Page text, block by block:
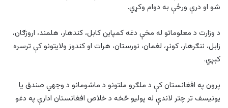
شو او درې ورځې به دوام وکړي.
د وزارت د معلوماتو له مخې دغه کمپاین کابل، کندهار، هلمند، اروزګان،
زابل، ننګرهار، کونړ، لغمان، نورستان، هرات او کندوز ولایتونو کې ترسره
کېږي.
پرون په افغانستان کې د ملګرو ملتونو د ماشومانو د وجهي صندق یا
يونیسف تر چتر لاندې له پوليو څخه د خلاص افغانستان ادارې په دغو